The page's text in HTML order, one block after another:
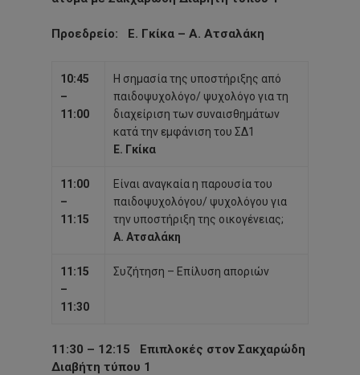
Προεδρείο: Ε. Γκίκα – Α. Ατσαλάκη
10:45
–
11:00
Η σημασία της υποστήριξης από
παιδοψυχολόγο/ ψυχολόγο για τη
διαχείριση των συναισθημάτων
κατά την εμφάνιση του ΣΔ1
Ε. Γκίκα
11:00
–
11:15
Είναι αναγκαία η παρουσία του
παιδοψυχολόγου/ ψυχολόγου για
την υποστήριξη της οικογένειας;
Α. Ατσαλάκη
11:15
–
11:30
Συζήτηση – Επίλυση αποριών
11:30 – 12:15 Επιπλοκές στον Σακχαρώδη
Διαβήτη τύπου 1